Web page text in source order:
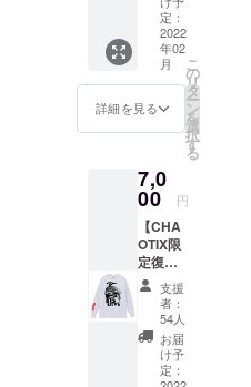
をお選
びくだ
さい。
※支援金
額は、
申し込
援」が
可能で
す。 も
ちろ
ん、お
気持ち
で構い
ません
ROCK
SHOP
援金額
は、申
し込み
援」が
可能で
す。 も
ちろ
ん、お
気持ち
で構い
ませ
ん。
ブラッ
ク/イエ
ロー サ
イズ：
XS/S/M/
L/XL/XX
L ボ
ディ：
r ※支援
金額
は、申
し込み
時に
「上乗
せ支
援」が
可能で
す。 も
ちろ
ん、お
定：
2022
年02
月
詳細を見る
こ
の
リ
タ
ー
ン
を
選
択
す
る
7,0
00 円
【CHA
OTIX限
定復刻
ロング
スリー
ブTシャ
ツ】 札
幌で活
動して
支援
者：
54人
お届
け予
定：